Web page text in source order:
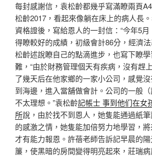
每封感謝信，袁松齡都幾乎寫滿瞭兩頁
松齡2017，看起來像躺在床上的病人長
資格證後，寫給恩人的一封信：“今年5
得瞭較好的成績，初級會計86分，經濟
松齡述說瞭自己的點滴進步，也寫下瞭
難，“由於財務管理個天有疾病，沒有趕
了幾天后在他家鄉的一家小公司，感覺
到海邊，進入當舖做會計。公司的一般
不太理想。”袁松齡記帳士 事到他们在女
所說，由於找不到恩人，她隻能通過紙
的感激之情，她隻能加倍努力地學習，將
才有能力報恩。許蓓老師告訴記早晨的
簾，使黑暗的房間變得明亮起來，莊瑞